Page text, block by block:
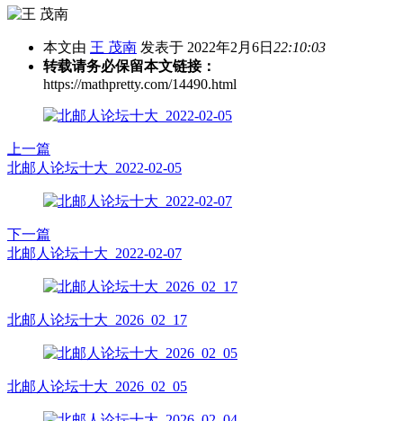
本文由 王 茂南 发表于 2022年2月6日 22:10:03
转载请务必保留本文链接：
https://mathpretty.com/14490.html
上一篇
北邮人论坛十大_2022-02-05
下一篇
北邮人论坛十大_2022-02-07
北邮人论坛十大_2026_02_17
北邮人论坛十大_2026_02_05